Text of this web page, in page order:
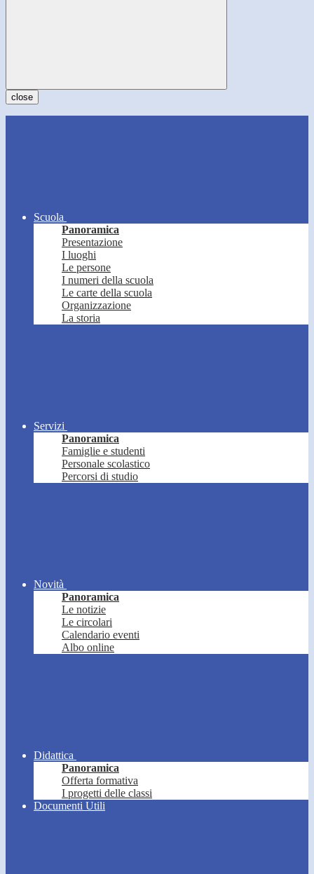
close
Scuola
Panoramica
Presentazione
I luoghi
Le persone
I numeri della scuola
Le carte della scuola
Organizzazione
La storia
Servizi
Panoramica
Famiglie e studenti
Personale scolastico
Percorsi di studio
Novità
Panoramica
Le notizie
Le circolari
Calendario eventi
Albo online
Didattica
Panoramica
Offerta formativa
I progetti delle classi
Documenti Utili